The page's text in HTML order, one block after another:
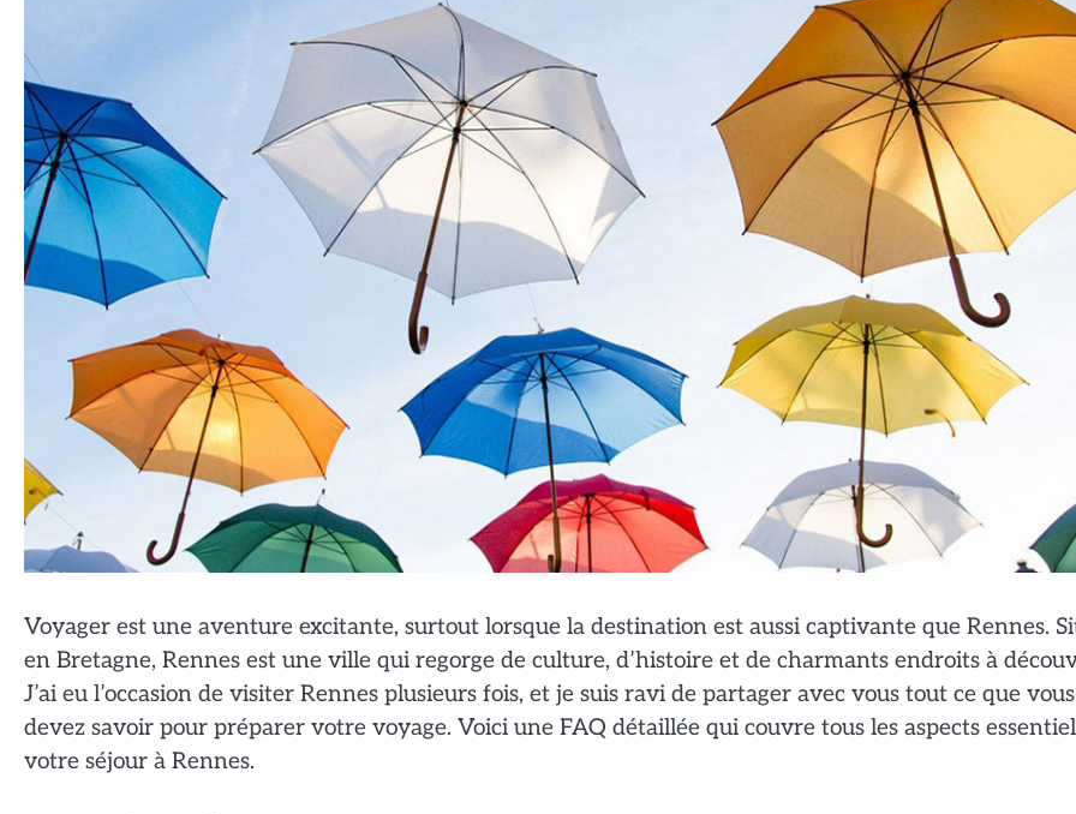
Voyager est une aventure excitante, surtout lorsque la destination est aussi captivante que Rennes.
en Bretagne, Rennes est une ville qui regorge de culture, d’histoire et de charmants endroits à
J’ai eu l’occasion de visiter Rennes plusieurs fois, et je suis ravi de partager avec vous tout ce que vous
devez savoir pour préparer votre voyage. Voici une FAQ détaillée qui couvre tous les aspects
votre séjour à Rennes.